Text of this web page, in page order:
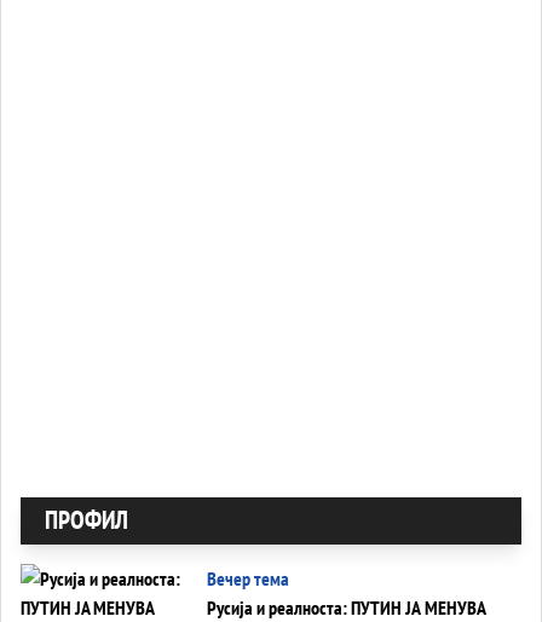
ПРОФИЛ
Вечер тема
Русија и реалноста: ПУТИН ЈА МЕНУВА